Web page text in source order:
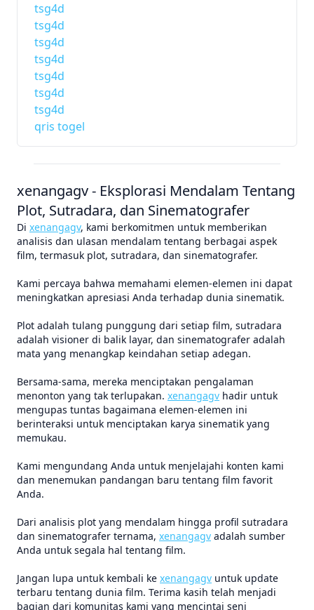
tsg4d
tsg4d
tsg4d
tsg4d
tsg4d
tsg4d
tsg4d
qris togel
xenangagv - Eksplorasi Mendalam Tentang
Plot, Sutradara, dan Sinematografer
Di xenangagv, kami berkomitmen untuk memberikan
analisis dan ulasan mendalam tentang berbagai aspek
film, termasuk plot, sutradara, dan sinematografer.
Kami percaya bahwa memahami elemen-elemen ini dapat
meningkatkan apresiasi Anda terhadap dunia sinematik.
Plot adalah tulang punggung dari setiap film, sutradara
adalah visioner di balik layar, dan sinematografer adalah
mata yang menangkap keindahan setiap adegan.
Bersama-sama, mereka menciptakan pengalaman
menonton yang tak terlupakan. xenangagv hadir untuk
mengupas tuntas bagaimana elemen-elemen ini
berinteraksi untuk menciptakan karya sinematik yang
memukau.
Kami mengundang Anda untuk menjelajahi konten kami
dan menemukan pandangan baru tentang film favorit
Anda.
Dari analisis plot yang mendalam hingga profil sutradara
dan sinematografer ternama, xenangagv adalah sumber
Anda untuk segala hal tentang film.
Jangan lupa untuk kembali ke xenangagv untuk update
terbaru tentang dunia film. Terima kasih telah menjadi
bagian dari komunitas kami yang mencintai seni